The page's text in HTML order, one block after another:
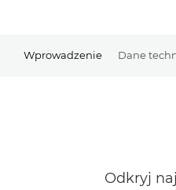
Wprowadzenie Dane
Odkryj